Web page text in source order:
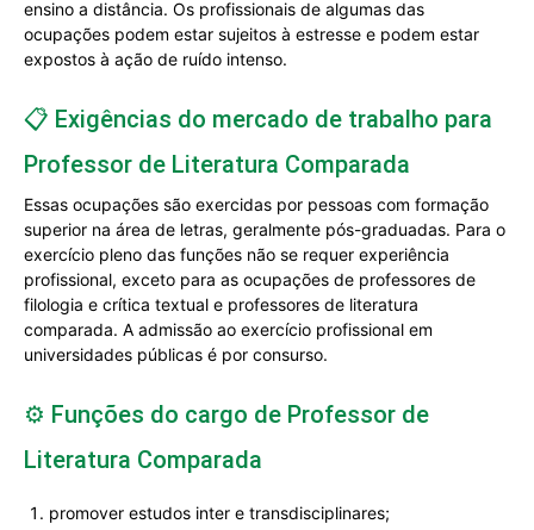
ensino a distância. Os profissionais de algumas das
ocupações podem estar sujeitos à estresse e podem estar
expostos à ação de ruído intenso.
📋 Exigências do mercado de trabalho para
Professor de Literatura Comparada
Essas ocupações são exercidas por pessoas com formação
superior na área de letras, geralmente pós-graduadas. Para o
exercício pleno das funções não se requer experiência
profissional, exceto para as ocupações de professores de
filologia e crítica textual e professores de literatura
comparada. A admissão ao exercício profissional em
universidades públicas é por consurso.
⚙️ Funções do cargo de Professor de
Literatura Comparada
promover estudos inter e transdisciplinares;